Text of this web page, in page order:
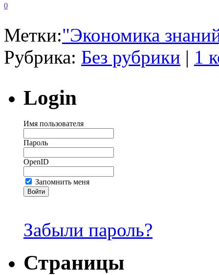
0
Метки:"Экономика
Рубрика: Без рубрики | 1
Login
Имя пользователя
Пароль
OpenID
Запомнить меня
Забыли пароль?
Страницы